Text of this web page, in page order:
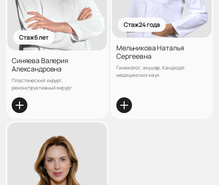
Стаж 6 лет
Синяева Валерия
Александровна
Пластический хирург,
реконструктивный хирург
Стаж 24 года
Мельникова Наталья
Сергеевна
Гинеколог, акушер, Кандидат
медицинских наук